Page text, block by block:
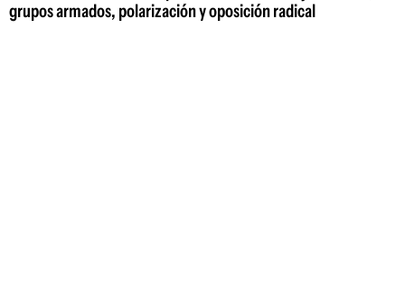
grupos armados, polarización y oposición radical